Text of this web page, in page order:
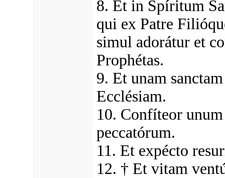
8. Et in Spíritum
qui ex Patre
simul adorátur et
Prophétas.
9. Et unam
Ecclésiam.
10. Confíteor
peccatórum.
11. Et expécto
12. † Et vitam